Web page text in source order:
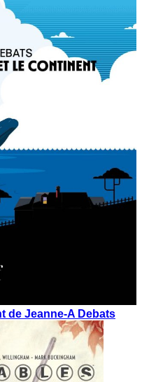
de Jeanne-A Debats